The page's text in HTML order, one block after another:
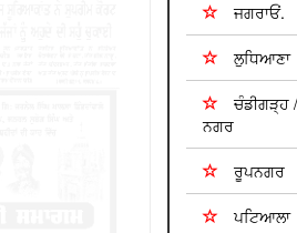
ਜਗਰਾਓਂ.
ਲੁਧਿਆਣਾ
ਚੰਡੀਗੜ੍ਹ
ਨਗਰ
ਰੂਪਨਗਰ
ਪਟਿਆਲਾ